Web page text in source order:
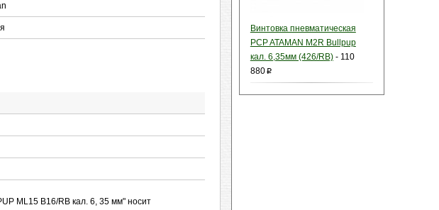
Винтовка пневматическая
PCP ATAMAN M2R Bullpup
кал. 6,35мм (426/RB)- 110
880p
ML15 B16/RB кал. 6, 35 мм" носит